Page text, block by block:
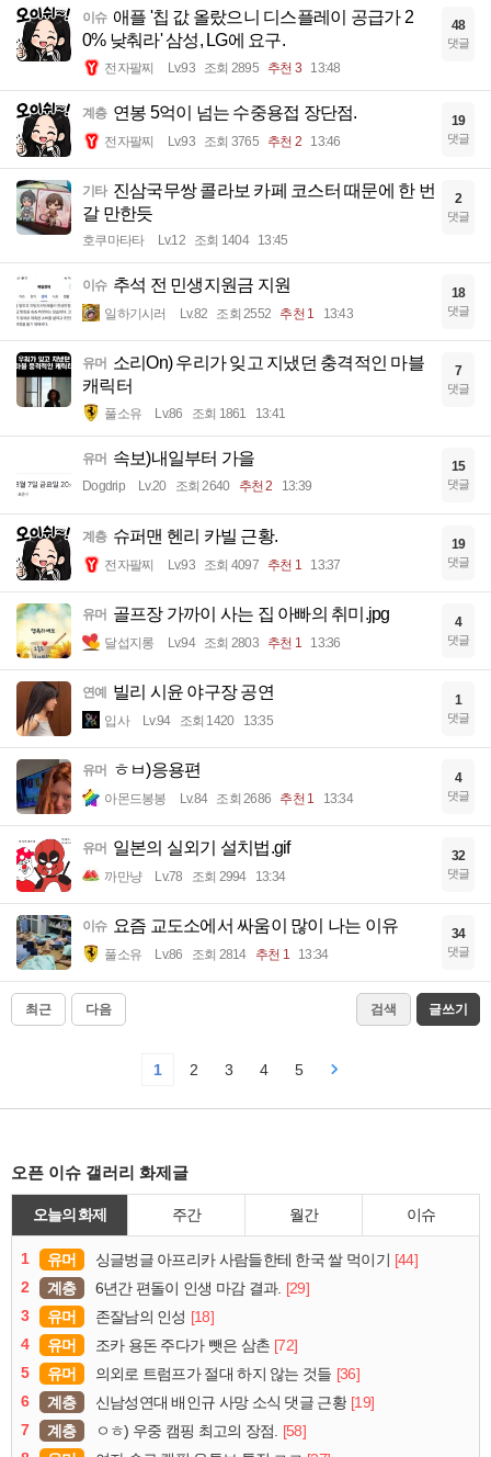
이슈 애플 '칩 값 올랐으니 디스플레이 공급가 2
0% 낮춰라' 삼성, LG에 요구.
전자팔찌 Lv.93 조회 2895 추천 3 13:48
48
댓글
계층 연봉 5억이 넘는 수중용접 장단점.
전자팔찌 Lv.93 조회 3765 추천 2 13:46
19
댓글
기타 진삼국무쌍 콜라보 카페 코스터 때문에 한 번
갈 만한듯
호쿠마타타 Lv.12 조회 1404 13:45
2
댓글
이슈 추석 전 민생지원금 지원
일하기시러 Lv.82 조회 2552 추천 1 13:43
18
댓글
유머 소리On) 우리가 잊고 지냈던 충격적인 마블
캐릭터
풀소유 Lv.86 조회 1861 13:41
7
댓글
유머 속보)내일부터 가을
Dogdrip Lv.20 조회 2640 추천 2 13:39
15
댓글
계층 슈퍼맨 헨리 카빌 근황.
전자팔찌 Lv.93 조회 4097 추천 1 13:37
19
댓글
유머 골프장 가까이 사는 집 아빠의 취미.jpg
달섭지롱 Lv.94 조회 2803 추천 1 13:36
4
댓글
연예 빌리 시윤 야구장 공연
입사 Lv.94 조회 1420 13:35
1
댓글
유머 ㅎㅂ)응용편
아몬드봉봉 Lv.84 조회 2686 추천 1 13:34
4
댓글
유머 일본의 실외기 설치법.gif
까만냥 Lv.78 조회 2994 13:34
32
댓글
이슈 요즘 교도소에서 싸움이 많이 나는 이유
풀소유 Lv.86 조회 2814 추천 1 13:34
34
댓글
최근 다음 검색 글쓰기
1 2 3 4 5
오픈 이슈 갤러리 화제글
오늘의 화제 주간 월간 이슈
1 유머 싱글벙글 아프리카 사람들한테 한국 쌀 먹이기 [44]
2
계층 6년간 편돌이 인생 마감 결과. [29]
3
유머 존잘남의 인성 [18]
4
유머 조카 용돈 주다가 뺏은 삼촌 [72]
5
유머 의외로 트럼프가 절대 하지 않는 것들 [36]
6
계층 신남성연대 배인규 사망 소식 댓글 근황 [19]
7
계층 ㅇㅎ) 우중 캠핑 최고의 장점.
[58]